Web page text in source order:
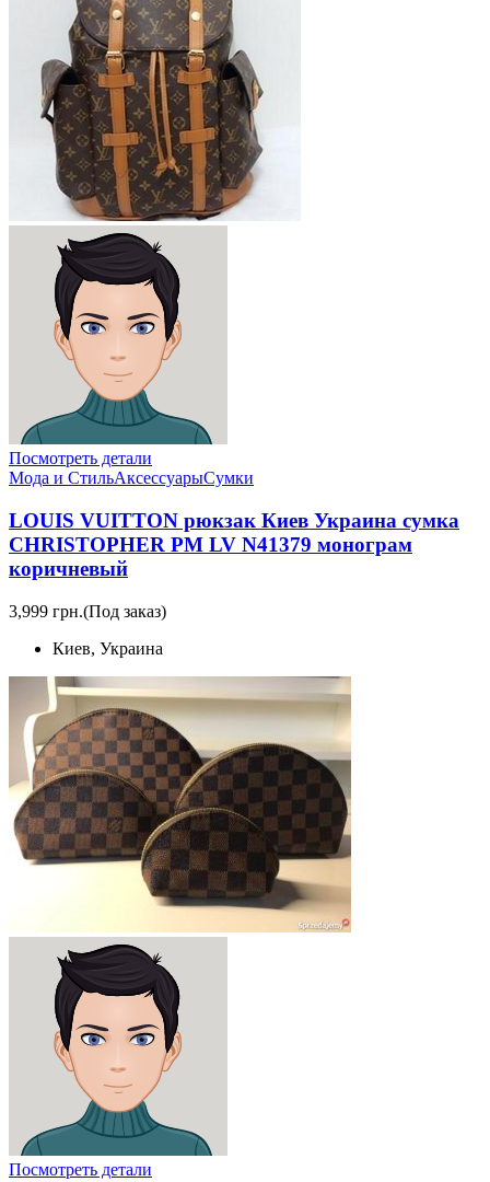
Посмотреть детали
Мода и СтильАксессуарыСумки
LOUIS VUITTON рюкзак Киев Украина сумка
CHRISTOPHER PM LV N41379 монограм
коричневый
3,999 грн.(Под заказ)
Киев, Украина
Посмотреть детали